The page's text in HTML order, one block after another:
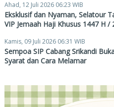
Ahad, 12 Juli 2026 06:23 WIB
Eksklusif dan Nyaman, Selatour
VIP Jemaah Haji Khusus 1447 H
Kamis, 09 Juli 2026 06:31 WIB
Sempoa SIP Cabang Srikandi
Syarat dan Cara Melamar